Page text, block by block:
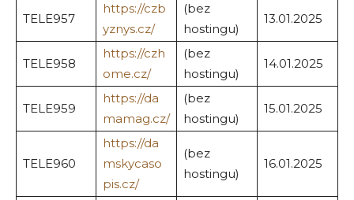
TELE957
https://czb
yznys.cz/
(bez
hostingu)
13.01.2025
TELE958
https://czh
ome.cz/
(bez
hostingu)
14.01.2025
TELE959
https://da
mamag.cz/
(bez
hostingu)
15.01.2025
TELE960
https://da
mskycaso
pis.cz/
(bez
hostingu)
16.01.2025